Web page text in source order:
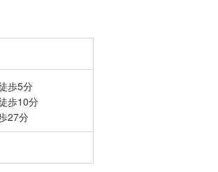
歩5分
歩10分
27分